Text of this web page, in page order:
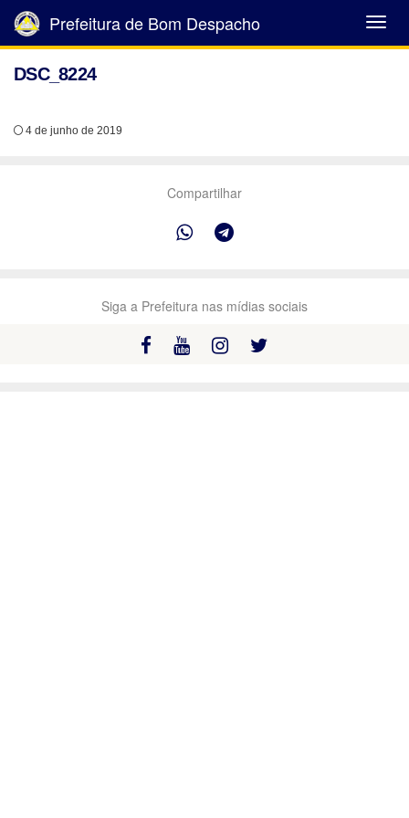
Abrir
Menu
Prefeitura de Bom Despacho
DSC_8224
4 de junho de 2019
Compartilhar
Siga a Prefeitura nas mídias sociais